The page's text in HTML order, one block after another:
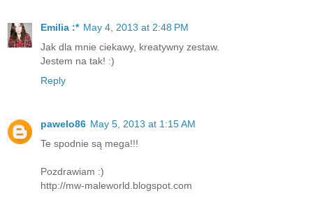
Emilia :* May 4, 2013 at 2:48 PM
Jak dla mnie ciekawy, kreatywny zestaw.
Jestem na tak! :)
Reply
pawelo86 May 5, 2013 at 1:15 AM
Te spodnie są mega!!!
Pozdrawiam :)
http://mw-maleworld.blogspot.com